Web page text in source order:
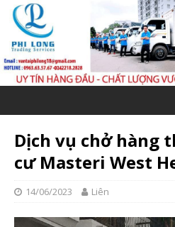
Dịch vụ chở hàng
cư Masteri West
14/06/2023 Liên